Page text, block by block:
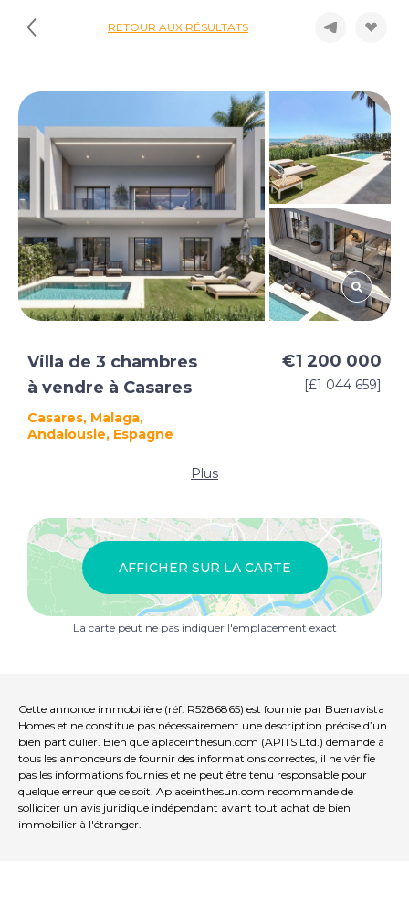
RETOUR AUX RÉSULTATS
Villa de 3 chambres
à vendre à Casares
Casares, Malaga,
Andalousie, Espagne
€1 200 000
[£1 044 659]
Plus
AFFICHER SUR LA CARTE
La carte peut ne pas indiquer l'emplacement exact
Cette annonce immobilière (réf: R5286865) est fournie par Buenavista
Homes et ne constitue pas nécessairement une description précise d’un
bien particulier. Bien que aplaceinthesun.com (APITS Ltd.) demande à
tous les annonceurs de fournir des informations correctes, il ne vérifie
pas les informations fournies et ne peut être tenu responsable pour
quelque erreur que ce soit. Aplaceinthesun.com recommande de
solliciter un avis juridique indépendant avant tout achat de bien
immobilier à l'étranger.